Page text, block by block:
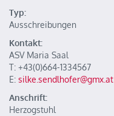
Typ:
Ausschreibungen
Kontakt:
ASV Maria Saal
T: +43(0)664-1334567
E: silke.sendlhofer@gmx.at
Anschrift:
Herzogstuhl